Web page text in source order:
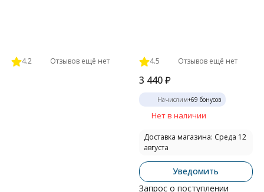
4.2 Отзывов ещё нет 4.5 Отзывов ещё нет
3 440 ₽
Начислим+69 бонусов
Нет в наличии
Доставка магазина: Среда 12
августа
Уведомить
Запрос о поступлении